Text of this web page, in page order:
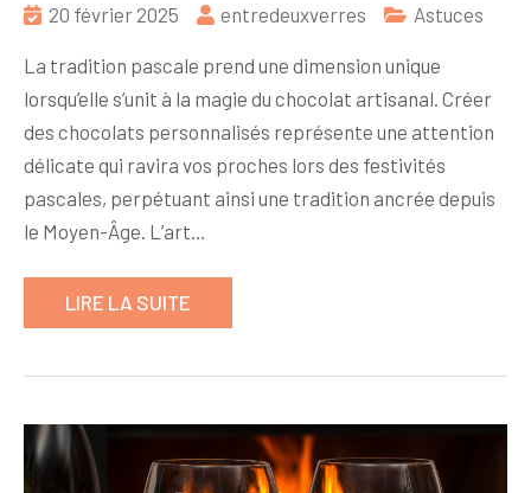
20 février 2025 entredeuxverres Astuces
La tradition pascale prend une dimension unique
lorsqu’elle s’unit à la magie du chocolat artisanal. Créer
des chocolats personnalisés représente une attention
délicate qui ravira vos proches lors des festivités
pascales, perpétuant ainsi une tradition ancrée depuis
le Moyen-Âge. L’art…
LIRE LA SUITE